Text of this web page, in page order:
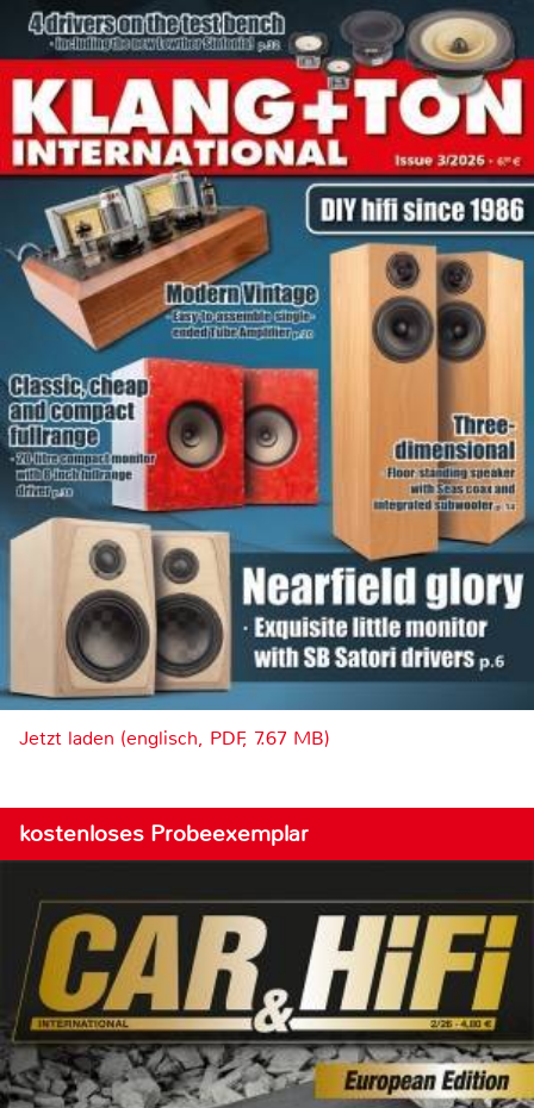
Jetzt laden (englisch, PDF, 7.67 MB)
kostenloses Probeexemplar